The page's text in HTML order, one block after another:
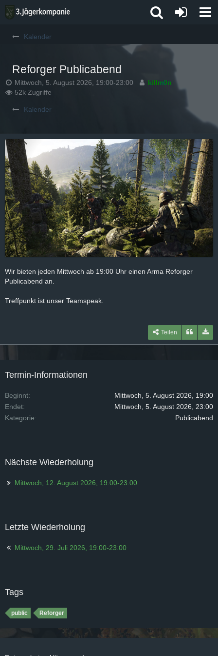
Kalender
Reforger Publicabend
Mittwoch, 5. August 2026, 19:00-23:00
killm0n
52k Zugriffe
Kalender
Wir bieten jeden Mittwoch ab 19:00 Uhr einen Arma Reforger
Publicabend an.
Treffpunkt ist unser Teamspeak.
Teilen
Termin-Informationen
Beginnt
Mittwoch, 5. August 2026, 19:00
Endet
Mittwoch, 5. August 2026, 23:00
Kategorie
Publicabend
Nächste Wiederholung
Mittwoch, 12. August 2026, 19:00-23:00
Letzte Wiederholung
Mittwoch, 29. Juli 2026, 19:00-23:00
Tags
public Reforger